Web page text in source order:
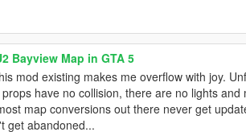
Bayview Map in GTA 5
mod existing makes me overflow with joy.
have no collision, there are no lights
map conversions out there never get
get abandoned...